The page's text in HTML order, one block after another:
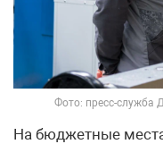
Фото: пресс-служба
На бюджетные